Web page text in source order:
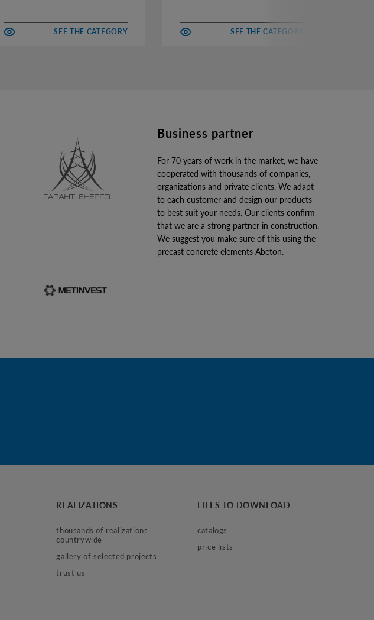
SEE THE CATEGORY SEE THE CATEGORY
Business partner
For 70 years of work in the market, we have
cooperated with thousands of companies,
organizations and private clients. We adapt
to each customer and design our products
to best suit your needs. Our clients confirm
that we are a strong partner in construction.
We suggest you make sure of this using the
precast concrete elements Abeton.
REALIZATIONS
thousands of realizations
countrywide
gallery of selected projects
trust us
FILES TO DOWNLOAD
catalogs
price lists